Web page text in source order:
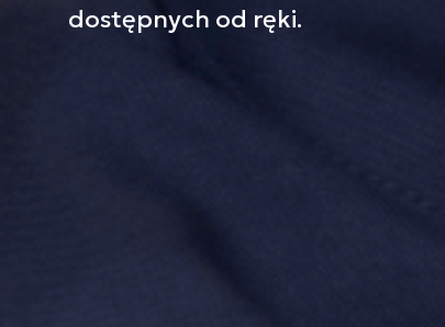
dostępnych od ręki.